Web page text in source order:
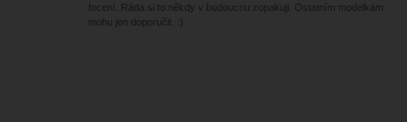
focení. Ráda si to někdy v budoucnu zopakuji. Ostatním modelkám
mohu jen doporučit. :)